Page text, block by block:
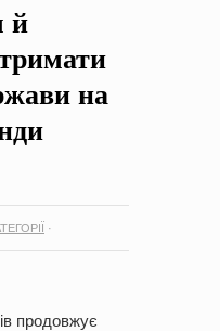
про збір ідей
й
на
·
продовжує